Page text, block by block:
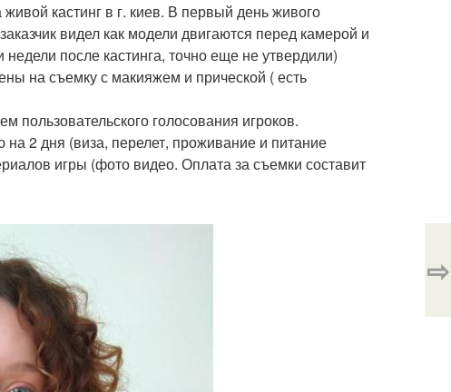
кастинг в г. киев. В первый день живого
видел как модели двигаются перед камерой и
после кастинга, точно еще не утвердили)
на съемку с макияжем и прической ( есть
пользовательского голосования игроков.
2 дня (виза, перелет, проживание и питание
игры (фото видео. Оплата за съемки составит
⇨